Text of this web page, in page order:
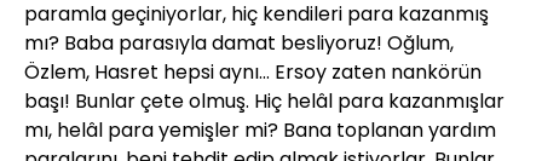
paramla geçiniyorlar, hiç kendileri para kazanmış
mı? Baba parasıyla damat besliyoruz! Oğlum,
Özlem, Hasret hepsi aynı... Ersoy zaten nankörün
başı! Bunlar çete olmuş. Hiç helâl para kazanmışlar
mı, helâl para yemişler mi? Bana toplanan yardım